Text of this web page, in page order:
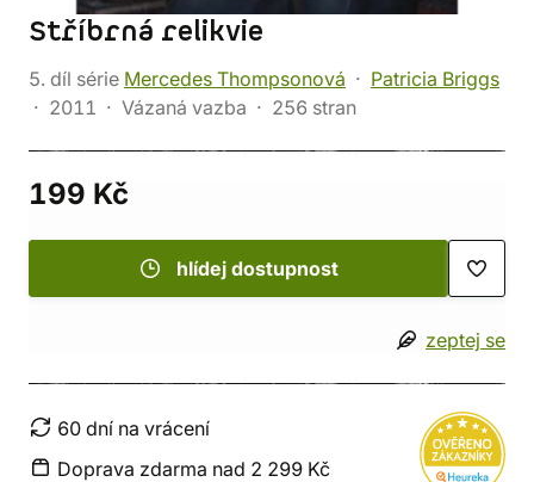
Stříbrná relikvie
5. díl série Mercedes Thompsonová
Patricia Briggs
2011
Vázaná vazba 256 stran
199 Kč
hlídej dostupnost
zeptej se
60 dní na vrácení
Doprava zdarma nad 2 299 Kč